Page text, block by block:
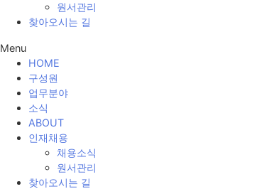
원서관리
찾아오시는 길
Menu
HOME
구성원
업무분야
소식
ABOUT
인재채용
채용소식
원서관리
찾아오시는 길